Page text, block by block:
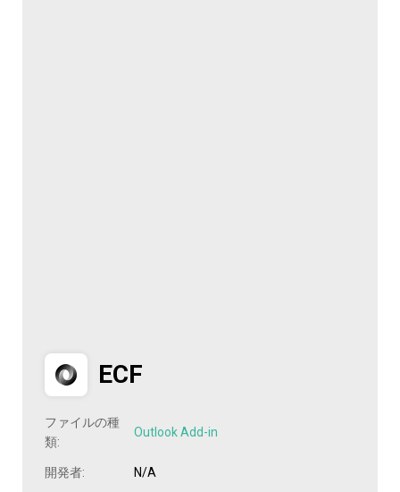
ECF
ファイルの種
類:
Outlook Add-in
開発者: N/A